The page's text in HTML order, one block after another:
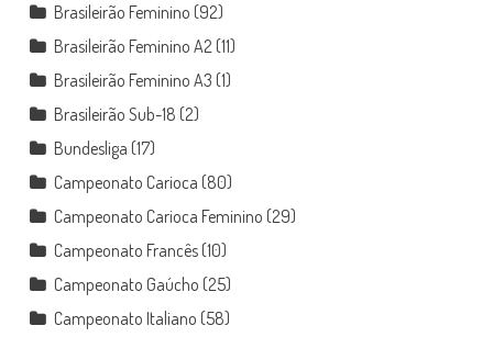
Brasileirão Feminino (92)
Brasileirão Feminino A2(11)
Brasileirão Feminino A3 (1)
Brasileirão Sub-18 (2)
Bundesliga (17)
Campeonato Carioca (80)
Campeonato Carioca Feminino (29)
Campeonato Francês(10)
Campeonato Gaúcho (25)
Campeonato Italiano (58)